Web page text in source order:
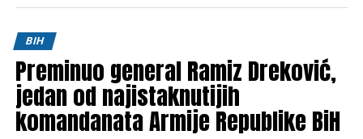
će doći do promjene vremena. Prema trenutnim
prognostičkim modelima, toplotni talas će potrajati
najmanje do oko10. augusta, ali je riječ o periodu koji je
još uvijek dovoljno udaljen da bi prognoze bile potpuno
pouzdane.
BIH
Preminuo general Ramiz Dreković,
jedan od najistaknutijih
komandanata Armije Republike BiH